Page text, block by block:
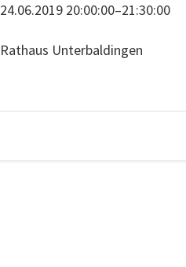
24.06.2019 20:00:00–21:30:00
Rathaus Unterbaldingen